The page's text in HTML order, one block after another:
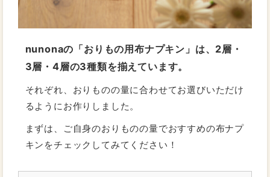
nunonaの「おりもの用布ナプキン」は、2層・
3層・4層の3種類を揃えています。
それぞれ、おりものの量に合わせてお選びいただけ
るようにお作りしました。
まずは、ご自身のおりものの量でおすすめの布ナプ
キンをチェックしてみてください！